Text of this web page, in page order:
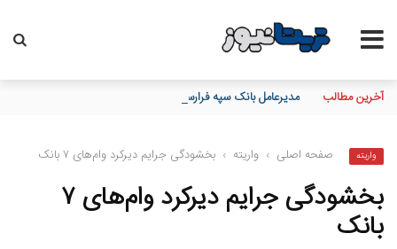
آخرین مطالب مدیرعامل بانک سپه فرارسیدن روز خبرنگار را به اصحاب رسانه و
واریته صفحه اصلی › واریته › بخشودگی جرایم دیرکرد وام‌های ۷ بانک
بخشودگی جرایم دیرکرد وام‌های ۷
بانک